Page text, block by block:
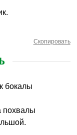
Скопировать
бокалы
похвалы